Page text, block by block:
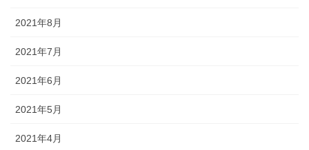
2021年8月
2021年7月
2021年6月
2021年5月
2021年4月